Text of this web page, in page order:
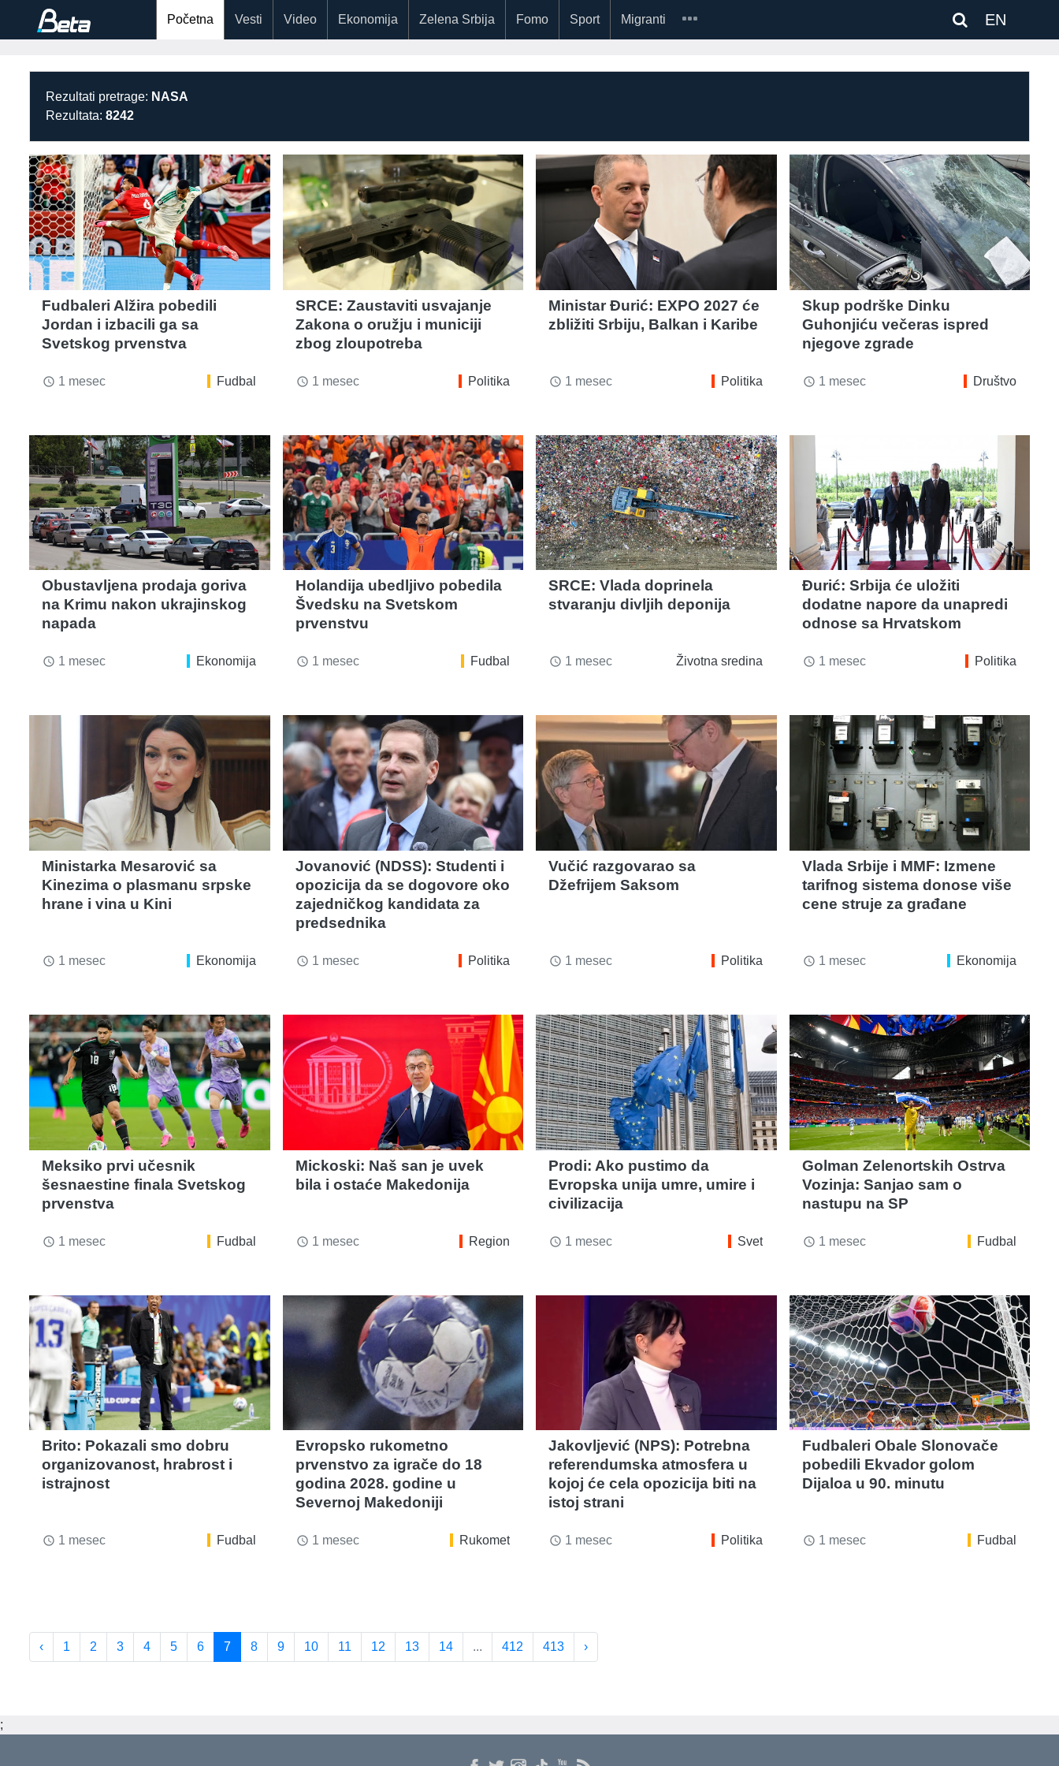
EN
Početna Vesti Video Ekonomija Zelena Srbija Fomo Sport Migranti
Rezultati pretrage: NASA
Rezultata: 8242
Fudbaleri Alžira pobedili
Jordan i izbacili ga sa
Svetskog prvenstva
access_time 1 mesec Fudbal
SRCE: Zaustaviti usvajanje
Zakona o oružju i municiji
zbog zloupotreba
access_time 1 mesec Politika
Ministar Đurić: EXPO 2027 će
zbližiti Srbiju, Balkan i Karibe
access_time 1 mesec Politika
Skup podrške Dinku
Guhonjiću večeras ispred
njegove zgrade
access_time 1 mesec Društvo
Obustavljena prodaja goriva
na Krimu nakon ukrajinskog
napada
access_time 1 mesec Ekonomija
Holandija ubedljivo pobedila
Švedsku na Svetskom
prvenstvu
access_time 1 mesec Fudbal
SRCE: Vlada doprinela
stvaranju divljih deponija
access_time 1 mesec Životna sredina
Đurić: Srbija će uložiti
dodatne napore da unapredi
odnose sa Hrvatskom
access_time 1 mesec Politika
Ministarka Mesarović sa
Kinezima o plasmanu srpske
hrane i vina u Kini
access_time 1 mesec Ekonomija
Jovanović (NDSS): Studenti i
opozicija da se dogovore oko
zajedničkog kandidata za
predsednika
access_time 1 mesec Politika
Vučić razgovarao sa
Džefrijem Saksom
access_time 1 mesec Politika
Vlada Srbije i MMF: Izmene
tarifnog sistema donose više
cene struje za građane
access_time 1 mesec Ekonomija
Meksiko prvi učesnik
šesnaestine finala Svetskog
prvenstva
access_time 1 mesec Fudbal
Mickoski: Naš san je uvek
bila i ostaće Makedonija
access_time 1 mesec Region
Prodi: Ako pustimo da
Evropska unija umre, umire i
civilizacija
access_time 1 mesec Svet
Golman Zelenortskih Ostrva
Vozinja: Sanjao sam o
nastupu na SP
access_time 1 mesec Fudbal
Brito: Pokazali smo dobru
organizovanost, hrabrost i
istrajnost
access_time 1 mesec Fudbal
Evropsko rukometno
prvenstvo za igrače do 18
godina 2028. godine u
Severnoj Makedoniji
access_time 1 mesec Rukomet
Jakovljević (NPS): Potrebna
referendumska atmosfera u
kojoj će cela opozicija biti na
istoj strani
access_time 1 mesec Politika
Fudbaleri Obale Slonovače
pobedili Ekvador golom
Dijaloa u 90. minutu
access_time 1 mesec Fudbal
‹ 1 2 3 4 5 6 7 8 9 10 11 12 13 14 ... 412 413 ›
;